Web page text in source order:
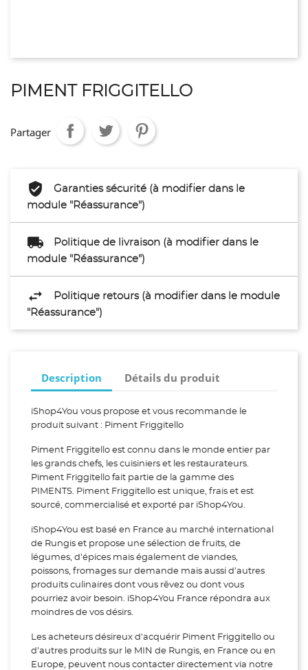
PIMENT FRIGGITELLO
Partager
Garanties sécurité (à modifier dans le
module "Réassurance")
Politique de livraison (à modifier dans le
module "Réassurance")
Politique retours (à modifier dans le module
"Réassurance")
Description Détails du produit
iShop4You vous propose et vous recommande le
produit suivant : Piment Friggitello
Piment Friggitello est connu dans le monde entier par
les grands chefs, les cuisiniers et les restaurateurs.
Piment Friggitello fait partie de la gamme des
PIMENTS. Piment Friggitello est unique, frais et est
sourcé, commercialisé et exporté par iShop4You.
iShop4You est basé en France au marché international
de Rungis et propose une sélection de fruits, de
légumes, d’épices mais également de viandes,
poissons, fromages sur demande mais aussi d’autres
produits culinaires dont vous rêvez ou dont vous
pourriez avoir besoin. iShop4You France répondra aux
moindres de vos désirs.
Les acheteurs désireux d'acquérir Piment Friggitello ou
d’autres produits sur le MIN de Rungis, en France ou en
Europe, peuvent nous contacter directement via notre